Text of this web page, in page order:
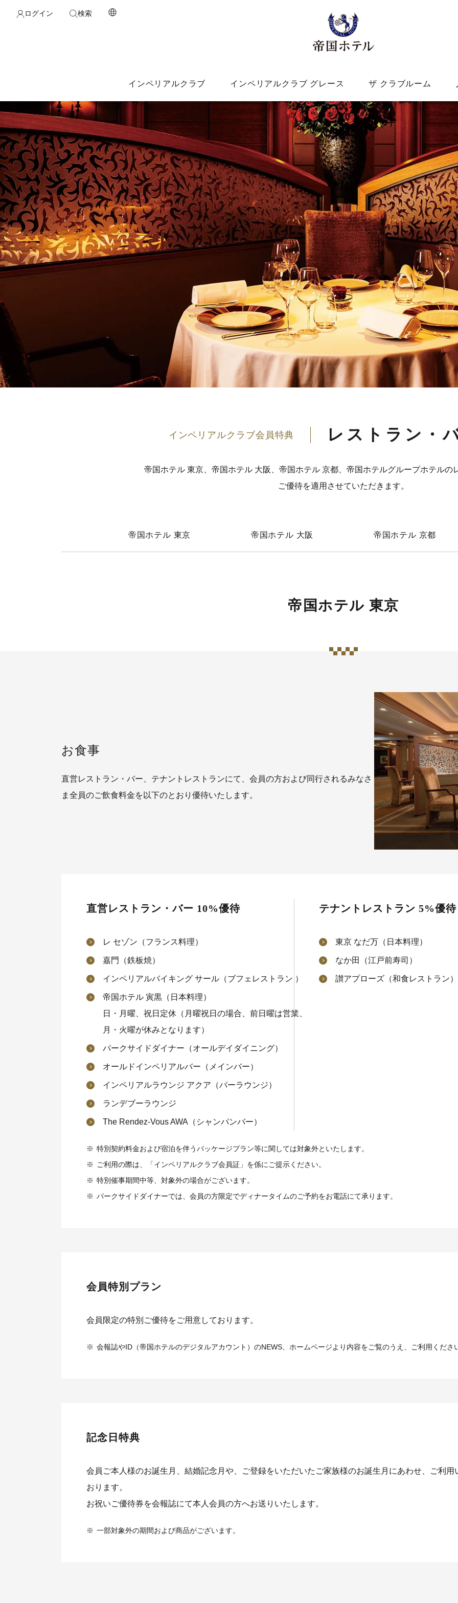
ログイン 検索
インペリアルクラブ インペリアルクラブ グレース ザ クラブルーム
インペリアルクラブ会員特典 レストラン・
帝国ホテル 東京、帝国ホテル 大阪、帝国ホテル 京都、帝国ホテルグループホテルの
ご優待を適用させていただきます。
帝国ホテル 東京 帝国ホテル 大阪 帝国ホテル 京都
帝国ホテル 東京
お食事
直営レストラン・バー、テナントレストランにて、会員の方および同行されるみなさ
ま全員のご飲食料金を以下のとおり優待いたします。
直営レストラン・バー 10%優待
レ セゾン（フランス料理）
嘉門（鉄板焼）
インペリアルバイキング サール（ブフェレストラン ）
帝国ホテル 寅黒（日本料理）
日・月曜、祝日定休（月曜祝日の場合、前日曜は営業、
月・火曜が休みとなります）
パークサイドダイナー（オールデイダイニング）
オールドインペリアルバー（メインバー）
インペリアルラウンジ アクア（バーラウンジ）
ランデブーラウンジ
The Rendez-Vous AWA（シャンパンバー）
テナントレストラン 5%優待
東京 なだ万（日本料理）
なか田（江戸前寿司）
讃アプローズ（和食レストラン）
※ 特別契約料金および宿泊を伴うパッケージプラン等に関しては対象外といたします。
※
ご利用の際は、「インペリアルクラブ会員証」を係にご提示ください。
※ 特別催事期間中等、対象外の場合がございます。
※ パークサイドダイナーでは、会員の方限定でディナータイムのご予約をお電話にて承ります。
会員特別プラン
会員限定の特別ご優待をご用意しております。
※ 会報誌やID（帝国ホテルのデジタルアカウント）のNEWS、ホームページより内容をご覧のうえ、ご利用くださ
記念日特典
会員ご本人様のお誕生月、結婚記念月や、ご登録をいただいたご家族様のお誕生月にあわせ、ご利
おります。
お祝いご優待券を会報誌にて本人会員の方へお送りいたします。
※ 一部対象外の期間および商品がございます。